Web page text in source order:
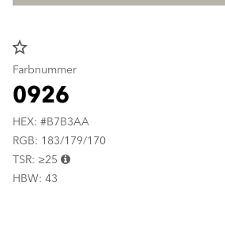
star_border
Farbnummer
0926
HEX: #B7B3AA
RGB: 183/179/170
TSR: ≥25
HBW: 43